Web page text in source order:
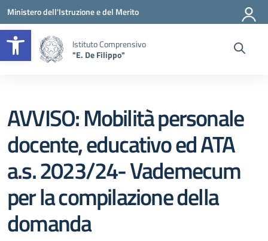
Apri la barra degli strumenti
Vai ai contenuti
Vai al menu di navigazione
Vai al footer
Ministero dell'Istruzione e del Merito
Istituto Comprensivo
"E. De Filippo"
AVVISO: Mobilità personale
docente, educativo ed ATA
a.s. 2023/24- Vademecum
per la compilazione della
domanda